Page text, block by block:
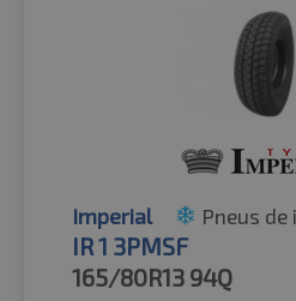
Imperial Pneus de
IR 1 3PMSF
165/80R13 94Q